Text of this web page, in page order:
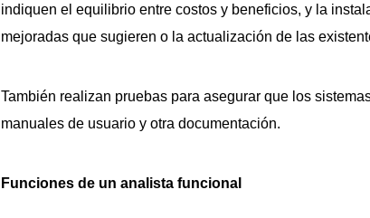
indiquen el equilibrio entre costos y beneficios, y la
mejoradas que sugieren o la actualización de las
También realizan pruebas para asegurar que los
manuales de usuario y otra documentación.
Funciones de un analista funcional